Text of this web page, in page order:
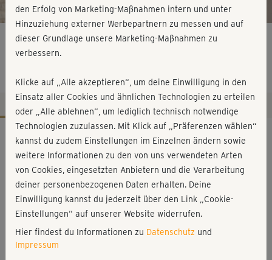
Ganzkörperfitness 5 - komplett
Workout-Facts
mittelschwer
40 Min
224 kcal
Elisa Dambeck
Matte
den Erfolg von Marketing-Maßnahmen intern und unter
Hinzuziehung externer Werbepartnern zu messen und auf
dieser Grundlage unsere Marketing-Maßnahmen zu
verbessern.
Klicke auf „Alle akzeptieren“, um deine Einwilligung in den
Einsatz aller Cookies und ähnlichen Technologien zu erteilen
oder „Alle ablehnen“, um lediglich technisch notwendige
Technologien zuzulassen. Mit Klick auf „Präferenzen wählen“
kannst du zudem Einstellungen im Einzelnen ändern sowie
weitere Informationen zu den von uns verwendeten Arten
von Cookies, eingesetzten Anbietern und die Verarbeitung
deiner personenbezogenen Daten erhalten. Deine
Einwilligung kannst du jederzeit über den Link „Cookie-
Einstellungen“ auf unserer Website widerrufen.
Hier findest du Informationen zu Datenschutz und
Impressum